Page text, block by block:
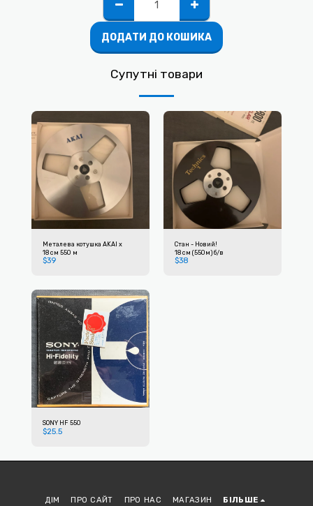
ДОДАТИ ДО КОШИКА
Супутні товари
Металева котушка AKAI x
18 см 550 м
$39
Стан - Новий!
18 см (550м) б/в
$38
SONY HF 550
$25.5
ДІМ ПРО САЙТ ПРО НАС МАГАЗИН БІЛЬШЕ